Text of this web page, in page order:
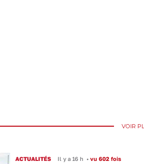
VOIR
ACTUALITÉS Il y a 16 h •vu 602 fois